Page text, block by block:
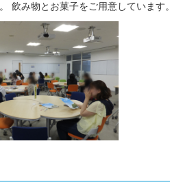
飲み物とお菓子をご用意しています。